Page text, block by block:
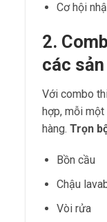
Cơ hội
2.
các
Với combo
hợp, mỗi
hàng. Trọn
Bồn cầu
Chậu
Vòi rửa